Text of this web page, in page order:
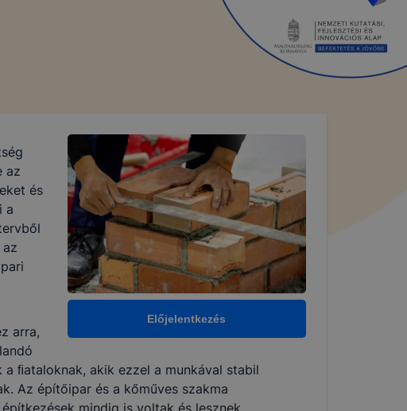
Előjelentkezés
az
és
a
arra,
ﬁataloknak, akik ezzel a munkával stabil
Az építőipar és a kőműves szakma
mindig is voltak és lesznek,